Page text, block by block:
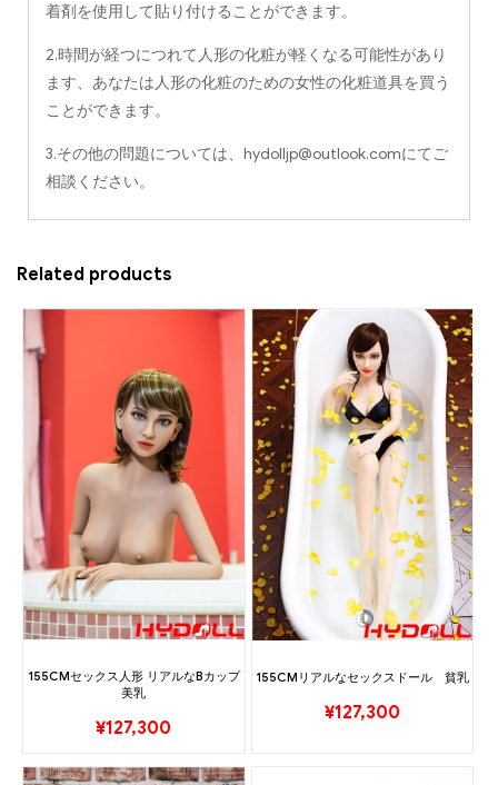
着剤を使用して貼り付けることができます。
2.時間が経つにつれて人形の化粧が軽くなる可能性があり
ます、あなたは人形の化粧のための女性の化粧道具を買う
ことができます。
3.その他の問題については、 hydolljp@outlook.comにてご
相談ください。
Related products
155CMセックス人形 リアルなBカップ
美乳
¥127,300
155CMリアルなセックスドール 貧乳
¥127,300